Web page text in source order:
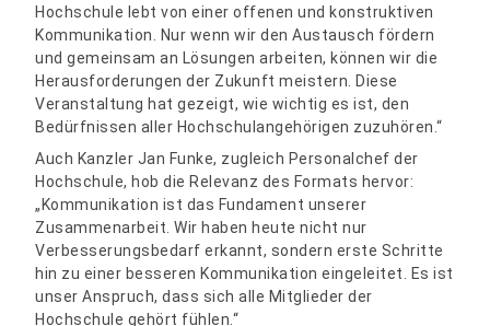
Hochschule lebt von einer offenen und konstruktiven
Kommunikation. Nur wenn wir den Austausch fördern
und gemeinsam an Lösungen arbeiten, können wir die
Herausforderungen der Zukunft meistern. Diese
Veranstaltung hat gezeigt, wie wichtig es ist, den
Bedürfnissen aller Hochschulangehörigen zuzuhören.“
Auch Kanzler Jan Funke, zugleich Personalchef der
Hochschule, hob die Relevanz des Formats hervor:
„Kommunikation ist das Fundament unserer
Zusammenarbeit. Wir haben heute nicht nur
Verbesserungsbedarf erkannt, sondern erste Schritte
hin zu einer besseren Kommunikation eingeleitet. Es ist
unser Anspruch, dass sich alle Mitglieder der
Hochschule gehört fühlen.“